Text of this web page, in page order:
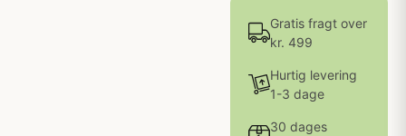
Gratis fragt over
kr. 499
Hurtig levering
1-3 dage
30 dages